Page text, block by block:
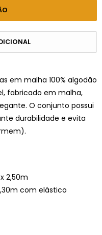
em malha 100% algodão
fabricado em malha,
O conjunto possui
durabilidade e evita
2,50m
com elástico